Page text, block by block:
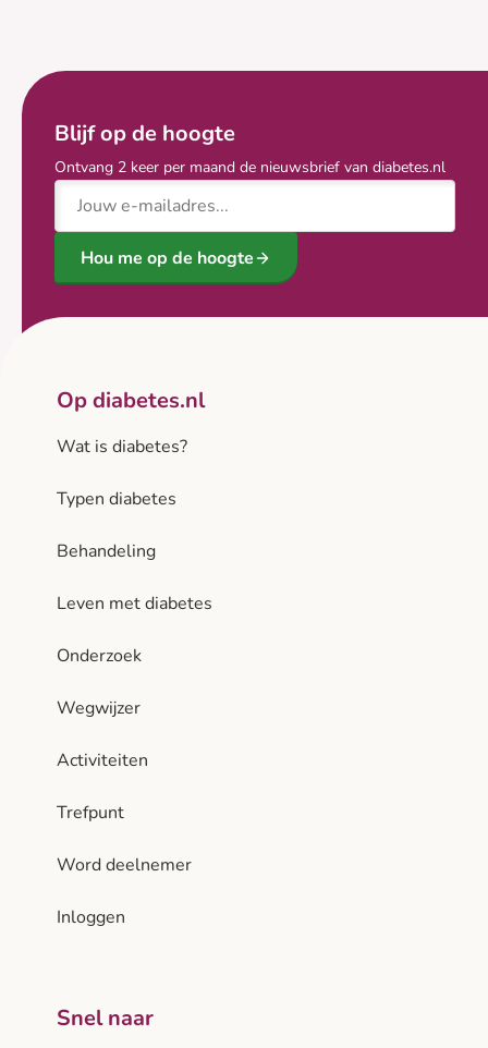
Blijf op de hoogte
Ontvang 2 keer per maand de nieuwsbrief van diabetes.nl
E-mailadres
Hou me op de hoogte
Op diabetes.nl
Wat is diabetes?
Typen diabetes
Behandeling
Leven met diabetes
Onderzoek
Wegwijzer
Activiteiten
Trefpunt
Word deelnemer
Inloggen
Snel naar